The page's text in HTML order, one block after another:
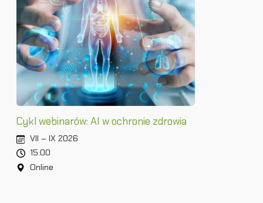
Cykl webinarów: AI w ochronie zdrowia
VII – IX 2026
15:00
Online